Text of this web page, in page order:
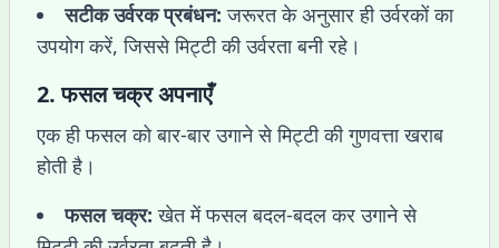
सटीक उर्वरक प्रबंधन: जरूरत के अनुसार ही उर्वरकों का
उपयोग करें, जिससे मिट्टी की उर्वरता बनी रहे।
2.फसल चक्र अपनाएँ
एक ही फसल को बार-बार उगाने से मिट्टी की गुणवत्ता खराब
होती है।
फसल चक्र: खेत में फसल बदल-बदल कर उगाने से